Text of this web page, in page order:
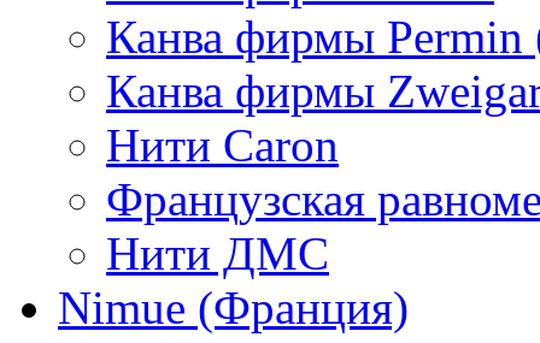
Канва фирмы Permin
Канва фирмы
Нити Caron
Французская
Нити ДМС
Nimue (Франция)